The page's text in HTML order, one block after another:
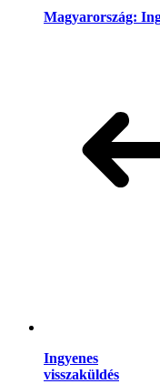
Magyarország:
Ingyenes
visszaküldés